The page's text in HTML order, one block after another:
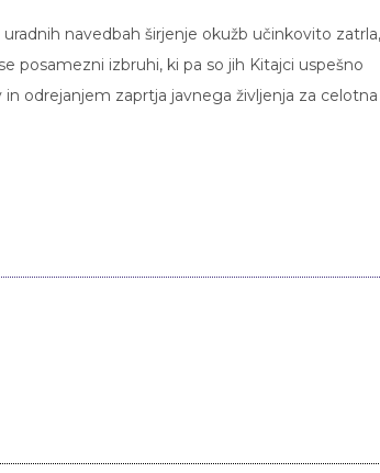
navedbah širjenje okužb učinkovito zatrla,
posamezni izbruhi, ki pa so jih Kitajci uspešno
odrejanjem zaprtja javnega življenja za celotna